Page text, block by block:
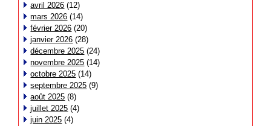
avril 2026 (12)
mars 2026 (14)
février 2026 (20)
janvier 2026 (28)
décembre 2025 (24)
novembre 2025 (14)
octobre 2025 (14)
septembre 2025 (9)
août 2025 (8)
juillet 2025 (4)
juin 2025 (4)